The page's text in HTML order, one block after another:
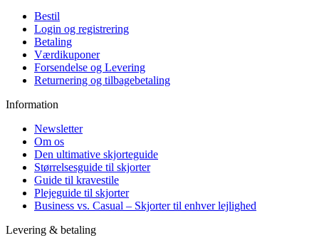
Bestil
Login og registrering
Betaling
Værdikuponer
Forsendelse og Levering
Returnering og tilbagebetaling
Information
Newsletter
Om os
Den ultimative skjorteguide
Størrelsesguide til skjorter
Guide til kravestile
Plejeguide til skjorter
Business vs. Casual – Skjorter til enhver lejlighed
Levering & betaling